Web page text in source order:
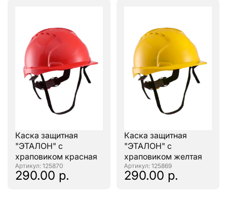
Каска защитная
"ЭТАЛОН" с
храповиком красная
: 125870
290.00 р.
Каска защитная
"ЭТАЛОН" с
храповиком желтая
: 125869
290.00 р.